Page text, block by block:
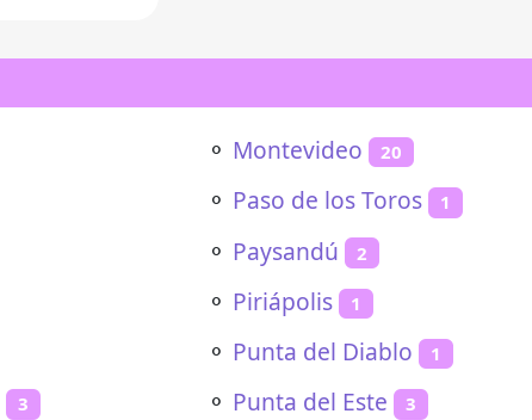
3
⚬ Montevideo 20
⚬ Paso de los Toros 1
⚬ Paysandú 2
⚬ Piriápolis 1
⚬ Punta del Diablo 1
⚬ Punta del Este 3